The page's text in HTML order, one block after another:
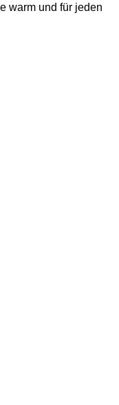
warm und für jeden